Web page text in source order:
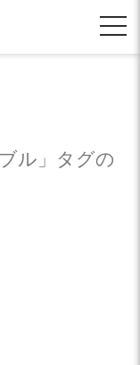
ル 」タグの